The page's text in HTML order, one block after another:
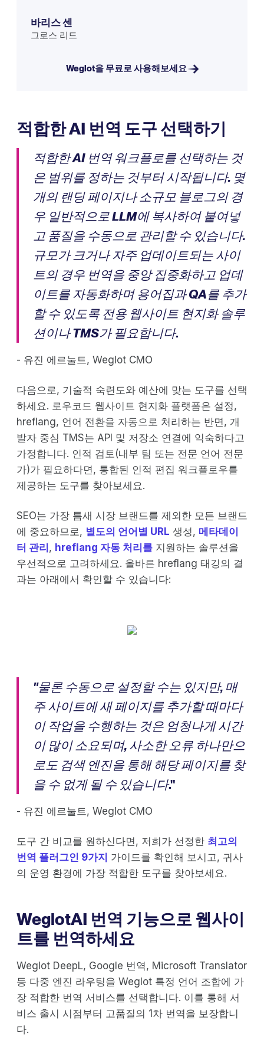
바리스 센
그로스 리드
Weglot을 무료로 사용해보세요
적합한 AI 번역 도구 선택하기
적합한 AI 번역 워크플로를 선택하는 것
은 범위를 정하는 것부터 시작됩니다. 몇
개의 랜딩 페이지나 소규모 블로그의 경
우 일반적으로 LLM에 복사하여 붙여넣
고 품질을 수동으로 관리할 수 있습니다.
규모가 크거나 자주 업데이트되는 사이
트의 경우 번역을 중앙 집중화하고 업데
이트를 자동화하며 용어집과 QA를 추가
할 수 있도록 전용 웹사이트 현지화 솔루
션이나 TMS가 필요합니다.
- 유진 에르눌트, Weglot CMO
다음으로, 기술적 숙련도와 예산에 맞는 도구를 선택
하세요. 로우코드 웹사이트 현지화 플랫폼은 설정,
hreflang, 언어 전환을 자동으로 처리하는 반면, 개
발자 중심 TMS는 API 및 저장소 연결에 익숙하다고
가정합니다. 인적 검토(내부 팀 또는 전문 언어 전문
가)가 필요하다면, 통합된 인적 편집 워크플로우를
제공하는 도구를 찾아보세요.
SEO는 가장 틈새 시장 브랜드를 제외한 모든 브랜드
에 중요하므로, 별도의 언어별 URL 생성, 메타데이
터 관리 , hreflang 자동 처리를 지원하는 솔루션을
우선적으로 고려하세요. 올바른 hreflang 태깅의 결
과는 아래에서 확인할 수 있습니다:
"물론 수동으로 설정할 수는 있지만, 매
주 사이트에 새 페이지를 추가할 때마다
이 작업을 수행하는 것은 엄청나게 시간
이 많이 소요되며, 사소한 오류 하나만으
로도 검색 엔진을 통해 해당 페이지를 찾
을 수 없게 될 수 있습니다."
- 유진 에르눌트, Weglot CMO
도구 간 비교를 원하신다면, 저희가 선정한 최고의
번역 플러그인 9가지 가이드를 확인해 보시고, 귀사
의 운영 환경에 가장 적합한 도구를 찾아보세요.
WeglotAI 번역 기능으로 웹사이
트를 번역하세요
Weglot DeepL, Google 번역, Microsoft Translator
등 다중 엔진 라우팅을 Weglot 특정 언어 조합에 가
장 적합한 번역 서비스를 선택합니다. 이를 통해 서
비스 출시 시점부터 고품질의 1차 번역을 보장합니
다.